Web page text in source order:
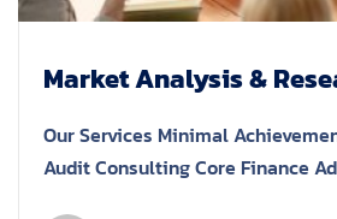
Market Analysis &
Our Services Minimal
Audit Consulting Core Finance